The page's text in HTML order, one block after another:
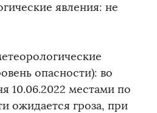
явления: не
опасности): во
10.06.2022 местами по
ожидается гроза, при